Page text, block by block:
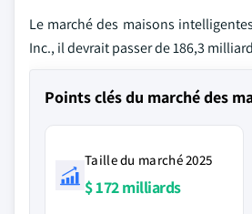
Le marché des maisons
Inc., il devrait passer de 186,3
Points clés du marché des
Taille du marché 2025
$ 172 milliards